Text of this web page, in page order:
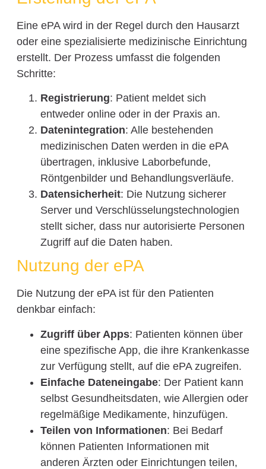
Eine ePA wird in der Regel durch den Hausarzt
oder eine spezialisierte medizinische Einrichtung
erstellt. Der Prozess umfasst die folgenden
Schritte:
Registrierung: Patient meldet sich
entweder online oder in der Praxis an.
Datenintegration: Alle bestehenden
medizinischen Daten werden in die ePA
übertragen, inklusive Laborbefunde,
Röntgenbilder und Behandlungsverläufe.
Datensicherheit: Die Nutzung sicherer
Server und Verschlüsselungstechnologien
stellt sicher, dass nur autorisierte Personen
Zugriff auf die Daten haben.
Nutzung der ePA
Die Nutzung der ePA ist für den Patienten
denkbar einfach:
Zugriff über Apps: Patienten können über
eine spezifische App, die ihre Krankenkasse
zur Verfügung stellt, auf die ePA zugreifen.
Einfache Dateneingabe: Der Patient kann
selbst Gesundheitsdaten, wie Allergien oder
regelmäßige Medikamente, hinzufügen.
Teilen von Informationen: Bei Bedarf
können Patienten Informationen mit
anderen Ärzten oder Einrichtungen teilen,